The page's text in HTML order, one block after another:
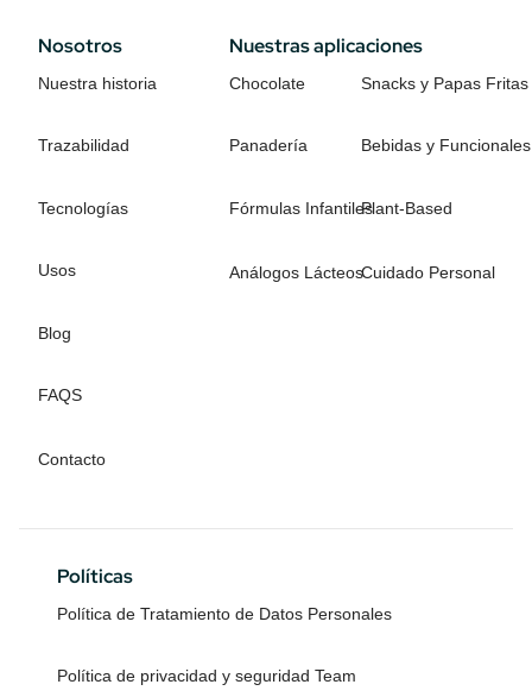
Nosotros
Nuestra historia
Trazabilidad
Tecnologías
Usos
Blog
FAQS
Contacto
Nuestras aplicaciones
Chocolate
Panadería
Fórmulas Infantiles
Análogos Lácteos
Snacks y Papas Fritas
Bebidas y Funcionales
Plant-Based
Cuidado Personal
Políticas
Política de Tratamiento de Datos Personales
Política de privacidad y seguridad Team